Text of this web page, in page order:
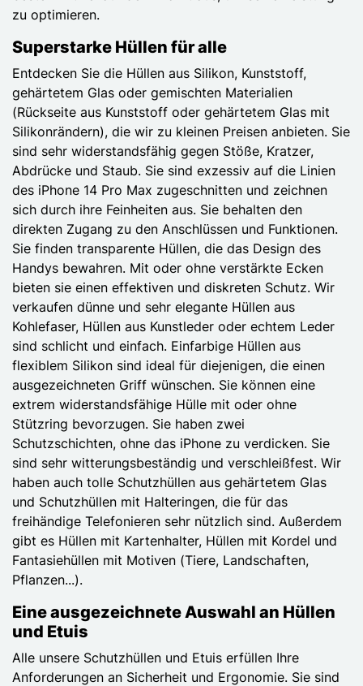
zu optimieren.
Superstarke Hüllen für alle
Entdecken Sie die Hüllen aus Silikon, Kunststoff,
gehärtetem Glas oder gemischten Materialien
(Rückseite aus Kunststoff oder gehärtetem Glas mit
Silikonrändern), die wir zu kleinen Preisen anbieten. Sie
sind sehr widerstandsfähig gegen Stöße, Kratzer,
Abdrücke und Staub. Sie sind exzessiv auf die Linien
des iPhone 14 Pro Max zugeschnitten und zeichnen
sich durch ihre Feinheiten aus. Sie behalten den
direkten Zugang zu den Anschlüssen und Funktionen.
Sie finden transparente Hüllen, die das Design des
Handys bewahren. Mit oder ohne verstärkte Ecken
bieten sie einen effektiven und diskreten Schutz. Wir
verkaufen dünne und sehr elegante Hüllen aus
Kohlefaser, Hüllen aus Kunstleder oder echtem Leder
sind schlicht und einfach. Einfarbige Hüllen aus
flexiblem Silikon sind ideal für diejenigen, die einen
ausgezeichneten Griff wünschen. Sie können eine
extrem widerstandsfähige Hülle mit oder ohne
Stützring bevorzugen. Sie haben zwei
Schutzschichten, ohne das iPhone zu verdicken. Sie
sind sehr witterungsbeständig und verschleißfest. Wir
haben auch tolle Schutzhüllen aus gehärtetem Glas
und Schutzhüllen mit Halteringen, die für das
freihändige Telefonieren sehr nützlich sind. Außerdem
gibt es Hüllen mit Kartenhalter, Hüllen mit Kordel und
Fantasiehüllen mit Motiven (Tiere, Landschaften,
Pflanzen...).
Eine ausgezeichnete Auswahl an Hüllen
und Etuis
Alle unsere Schutzhüllen und Etuis erfüllen Ihre
Anforderungen an Sicherheit und Ergonomie. Sie sind